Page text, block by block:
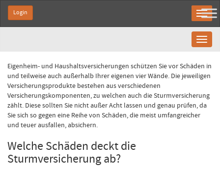
Login
Eigenheim- und Haushaltsversicherungen schützen Sie vor Schäden in
und teilweise auch außerhalb Ihrer eigenen vier Wände. Die jeweiligen
Versicherungsprodukte bestehen aus verschiedenen
Versicherungskomponenten, zu welchen auch die Sturmversicherung
zählt. Diese sollten Sie nicht außer Acht lassen und genau prüfen, da
Sie sich so gegen eine Reihe von Schäden, die meist umfangreicher
und teuer ausfallen, absichern.
Welche Schäden deckt die
Sturmversicherung ab?